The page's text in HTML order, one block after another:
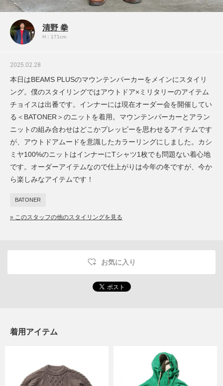
清野 拳
H：171cm
2025.02.28
本日はBEAMS PLUSのマウンテンパーカーをメインにスタイリ
ング。僕のスタイリングではアウトドア×ミリタリーのアイテム
チョイスは出番です。インナーには現在オーダー会を開催してい
る＜BATONER＞のニットを着用。マウンテンパーカーとアラン
ニットの組み合わせはどこかプレッピーを思わせるアイテムです
が、アウトドアムードを意識したカラーリングにしました。カシ
ミヤ100%のニットはインナーにTシャツ1枚でも問題ない着心地
です。オーダーアイテムなので仕上がりは今年の冬ですが、今か
ら楽しみなアイテムです！
BATONER
» このスタッフの他のスタイリングを見る
お気に入り
着用アイテム